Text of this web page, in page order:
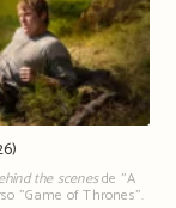
the scenesde "A
"Game of Thrones".